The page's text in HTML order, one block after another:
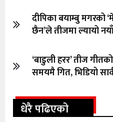
दीपिका बयाम्बु मगरको
छैन’ले तीजमा ल्यायो
‘बाडुली हरर’ तीज
समयमै गित, भिडियो
धेरै पढिएको